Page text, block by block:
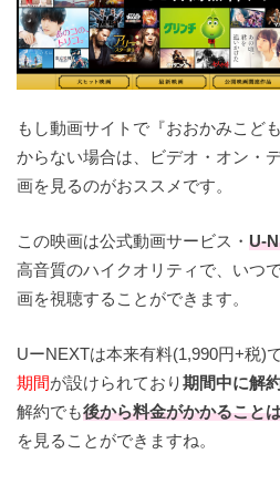
もし動画サイトで『おおかみこど
からない場合は、ビデオ・オン・
画を見るのがおススメです。
この映画は公式動画サービス・ U-
高音質のハイクオリティで、いつ
画を視聴することができます。
UーNEXTは本来有料(1,990円+税)で
期間が設けられており期間中に解
解約でも後から料金がかかること
を見ることができますね。